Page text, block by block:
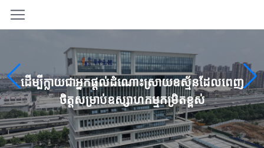
ដើម្បីក្លាយជាអ្នកផ្តល់ដំណោះស្រាយឧស្ម័នដែលពេញ
ចិត្តសម្រាប់ឧស្សាហកម្មកម្រិតខ្ពស់